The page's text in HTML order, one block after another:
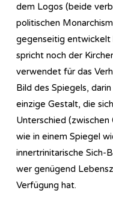
dem Logos (beide
politischen
gegenseitig entwickelt
spricht noch der
verwendet für das
Bild des Spiegels,
einzige Gestalt, die
Unterschied
wie in einem Spiegel
innertrinitarische Sich-
wer genügend
Verfügung hat.